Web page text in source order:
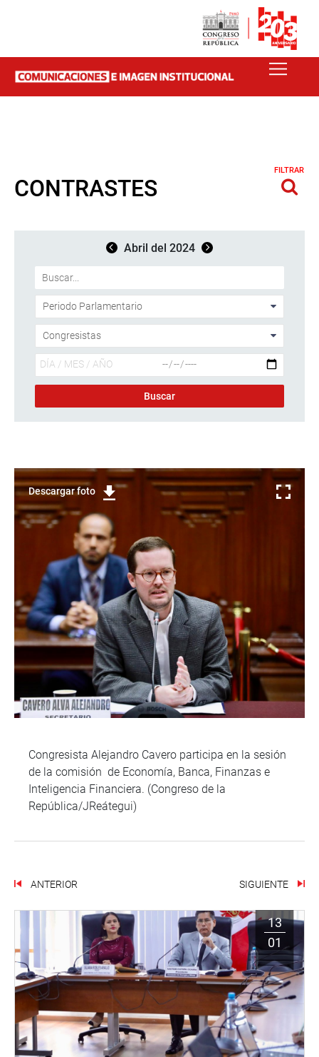
CONTRASTES
FILTRAR
Abril del 2024
Descargar foto
Congresista Alejandro Cavero participa en la sesión
de la comisión de Economía, Banca, Finanzas e
Inteligencia Financiera. (Congreso de la
República/JReátegui)
ANTERIOR SIGUIENTE
13
01